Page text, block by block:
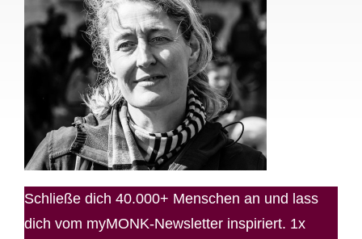
Schließe dich 40.000+ Menschen an und lass
dich vom myMONK-Newsletter inspiriert. 1x